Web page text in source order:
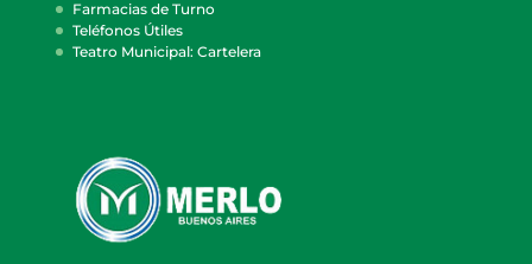
Farmacias de Turno
Teléfonos Útiles
Teatro Municipal: Cartelera